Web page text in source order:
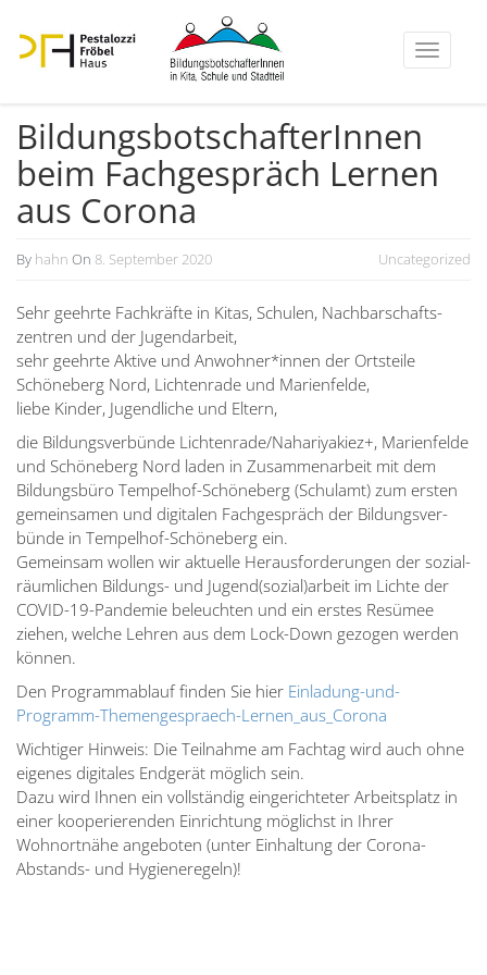
Toggle
Bildungs­bot­schaf­te­rInnen
beim Fachge­spräch Lernen
aus Corona
By hahn On 8. September 2020
2020
Uncategorized
Sehr geehrte Fachkräfte in Kitas, Schulen, Nachbar­schafts­
zentren und der Jugend­arbeit,
sehr geehrte Aktive und Anwohner*innen der Ortsteile
Schöneberg Nord, Lichtenrade und Marien­felde,
liebe Kinder, Jugend­liche und Eltern,
die Bildungs­ver­bünde Lichtenrade/Nahariyakiez+, Marien­felde
und Schöneberg Nord laden in Zusam­men­arbeit mit dem
Bildungsbüro Tempelhof-Schöneberg (Schulamt) zum ersten
gemein­samen und digitalen Fachge­spräch der Bildungs­ver­
bünde in Tempelhof-Schöneberg ein.
Gemeinsam wollen wir aktuelle Heraus­for­de­rungen der sozial­
räum­lichen Bildungs- und Jugend(sozial)arbeit im Lichte der
COVID-19-Pandemie beleuchten und ein erstes Resümee
ziehen, welche Lehren aus dem Lock-Down gezogen werden
können.
Den Programm­ablauf finden Sie hier Einladung-und-
Programm-Themen­ge­spraech-Lernen_aus­_­Corona
Wichtiger Hinweis: Die Teilnahme am Fachtag wird auch ohne
eigenes digitales Endgerät möglich sein.
Dazu wird Ihnen ein vollständig einge­rich­teter Arbeits­platz in
einer koope­rie­renden Einrichtung möglichst in Ihrer
Wohnortnähe angeboten (unter Einhaltung der Corona-
Abstands- und Hygie­ne­regeln)!